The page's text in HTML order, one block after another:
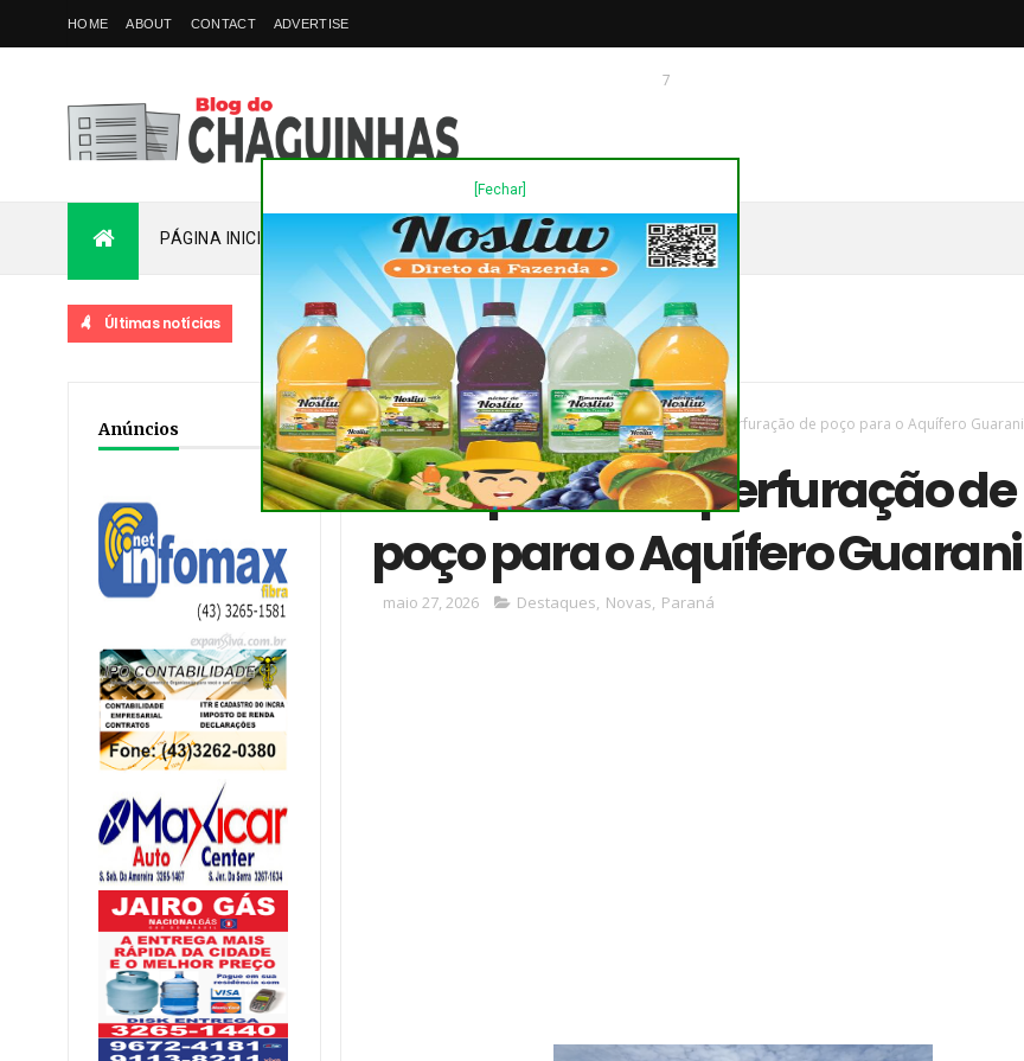
[Fechar]
HOME ABOUT CONTACT ADVERTISE
7
PÁGINA INICIAL PLANTÃO FALE COM O CHAGUINHAS
Últimas notícias
Anúncios Home/Destaques/Novas/Paraná/Sanepar inicia perfuração de poço para o Aquífero Guarani
Sanepar inicia perfuração de
poço para o Aquífero Guarani
maio 27, 2026 Destaques, Novas, Paraná